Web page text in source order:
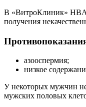
В «ВитроКлиник»
получения
азооспермия;
низкое
У некоторых мужчин
мужских половых